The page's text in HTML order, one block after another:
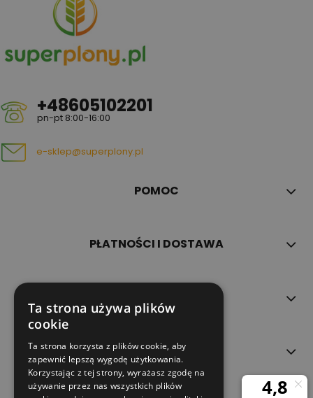
+48605102201
pn-pt 8:00-16:00
e-sklep@superplony.pl
POMOC
PŁATNOŚCI I DOSTAWA
O NAS
Ta strona używa plików
cookie
Ta strona korzysta z plików cookie, aby
zapewnić lepszą wygodę użytkowania.
Korzystając z tej strony, wyrażasz zgodę na
używanie przez nas wszystkich plików